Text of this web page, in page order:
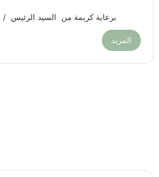
برعاية كريمة من السيد الرئيس /
المزيد